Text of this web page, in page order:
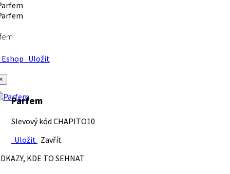
Uložit
Parfem
Slevový kód CHAPITO10
Uložit Zavřít
KDE TO SEHNAT